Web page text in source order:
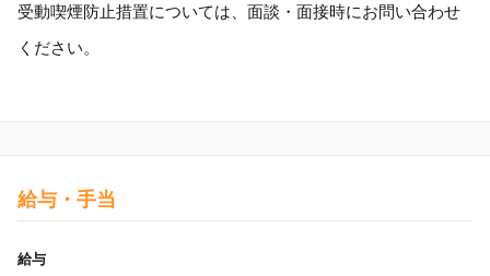
受動喫煙防止措置については、面談・面接時にお問い合わせ
ください。
給与・手当
給与